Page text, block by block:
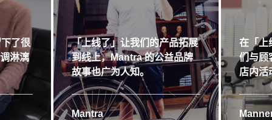
了很
淋漓
「上线了」让我们的产品拓展
到线上，Mantra 的公益品牌
故事也广为人知。
Mantra
在「上
们与顾
店内活